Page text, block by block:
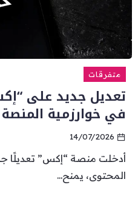
متفرقات
تعديل جديد على
في خوارزمية المنصة
14/07/2026
أدخلت منصة “إكس” تعديلًا
المحتوى، يمنح...